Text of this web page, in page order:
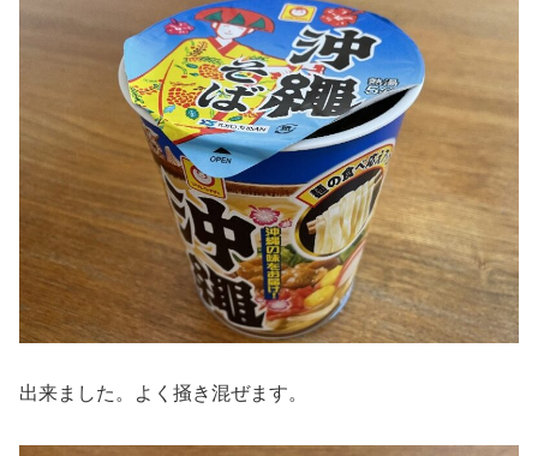
出来ました。よく掻き混ぜます。